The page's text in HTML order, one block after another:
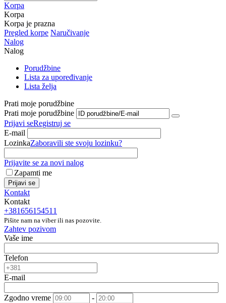
Korpa
Korpa
Korpa je prazna
Pregled korpe Naručivanje
Nalog
Nalog
Porudžbine
Lista za upoređivanje
Lista želja
Prati moje porudžbine
Prati moje porudžbine
Prijavi seRegistruj se
E-mail
LozinkaZaboravili ste svoju lozinku?
Prijavite se za novi nalog
Zapamti me
Prijavi se
Kontakt
Kontakt
+381656154511
Pišite nam na viber ili nas pozovite.
Zahtev pozivom
Vaše ime
Telefon
E-mail
Zgodno vreme -